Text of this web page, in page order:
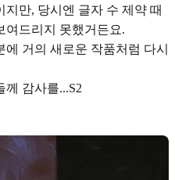
만, 당시엔 글자 수 제약 때
여드리지 못했거든요.
거의 새로운 작품처럼 다시
께 감사를...S2